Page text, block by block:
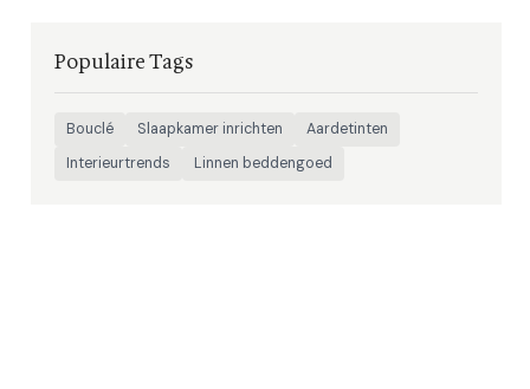
Populaire Tags
Bouclé Slaapkamer inrichten
Aardetinten
Interieurtrends
Linnen beddengoed